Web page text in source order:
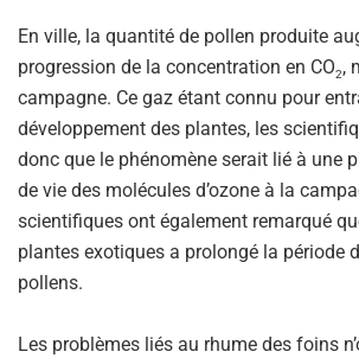
En ville, la quantité de pollen produite
progression de la concentration en CO2,
campagne. Ce gaz étant connu pour
développement des plantes, les
donc que le phénomène serait lié à une
de vie des molécules d’ozone à la
scientifiques ont également remarqué
plantes exotiques a prolongé la période
pollens.
Les problèmes liés au rhume des foins